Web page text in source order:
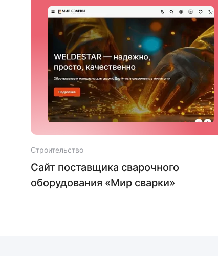
Строительство
Сайт поставщика сварочного
оборудования «Мир сварки»